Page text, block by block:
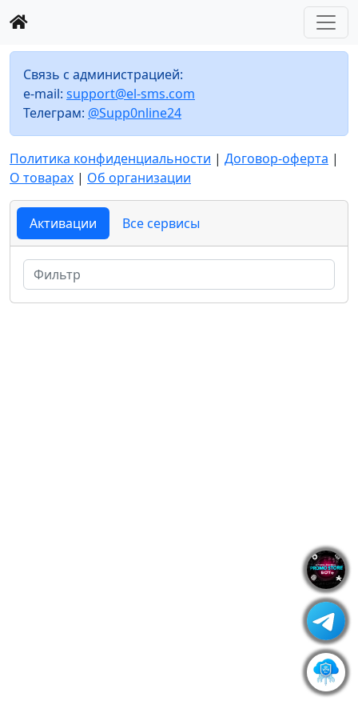
Связь с администрацией:
e-mail: support@el-sms.com
Телеграм: @Supp0nline24
Политика конфиденциальности | Договор-оферта |
О товарах | Об организации
Активации Все сервисы